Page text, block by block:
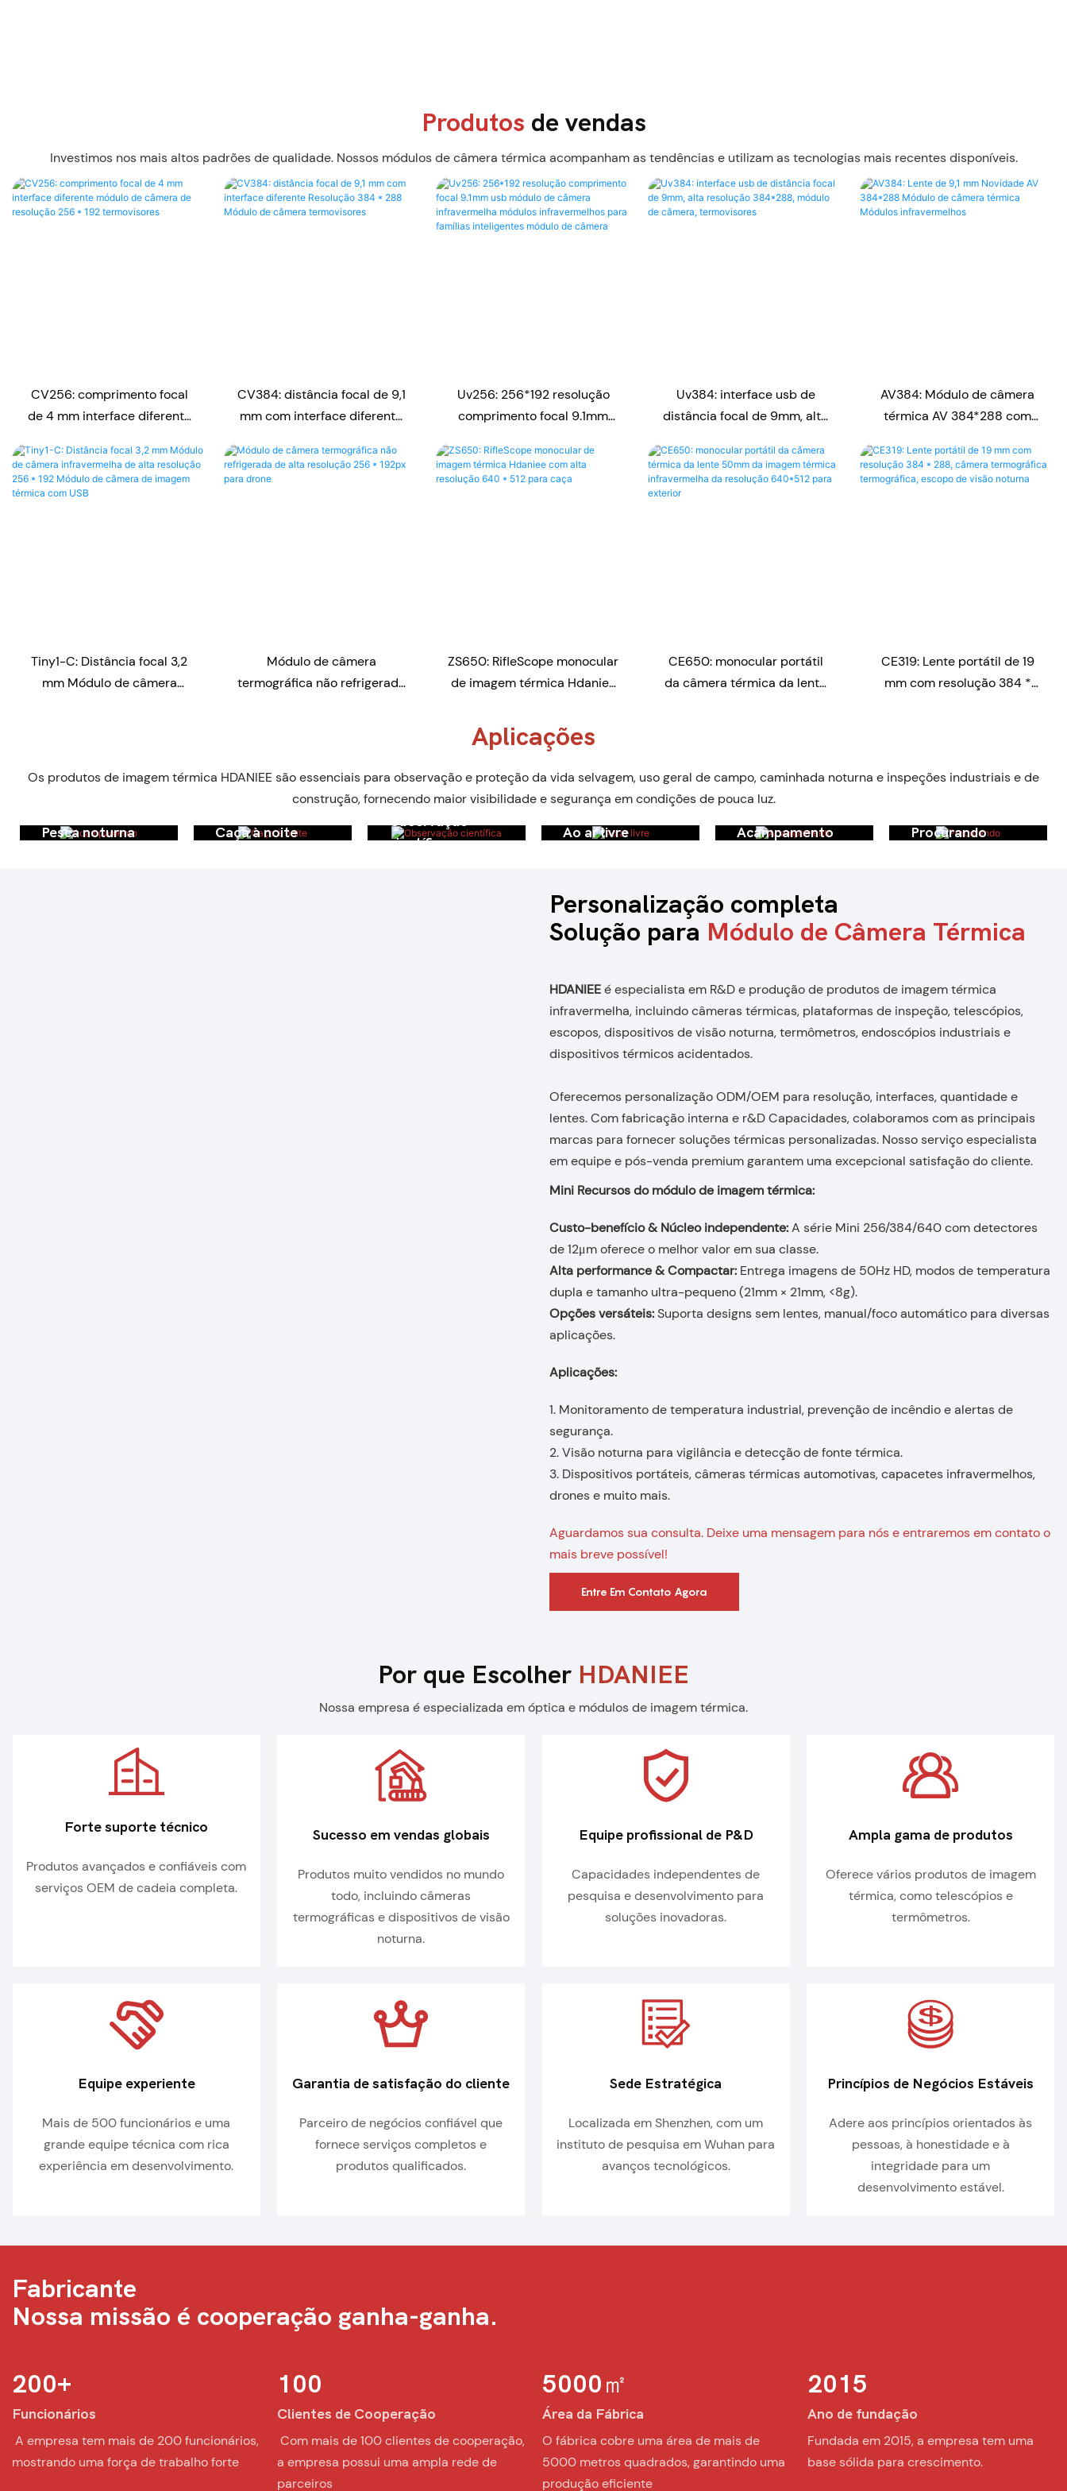
Produtos de vendas
Investimos nos mais altos padrões de qualidade. Nossos módulos de câmera térmica acompanham as tendências e utilizam as tecnologias mais recentes disponíveis.
CV256: comprimento focal
de 4 mm interface diferente
resolução 256 * 192
termovisores
CV384: distância focal de 9,1
mm com interface diferente
de câmera termovisores
Uv256: 256*192 resolução
comprimento focal 9.1mm
infravermelha módulos
infravermelhos para famílias
Uv384: interface usb de
distância focal de 9mm, alta
de câmera, termovisores
AV384: Módulo de câmera
térmica AV 384*288 com
infravermelho
Tiny1-C: Distância focal 3,2
mm Módulo de câmera
Módulo de câmera
termográfica não refrigerada
ZS650: RifleScope monocular
de imagem térmica Hdaniee
para caça
CE650: monocular portátil
da câmera térmica da lente
CE319: Lente portátil de 19
mm com resolução 384 *
Aplicações
Os produtos de imagem térmica HDANIEE são essenciais para observação e proteção da vida selvagem, uso geral de campo, caminhada noturna e inspeções industriais e de
construção, fornecendo maior visibilidade e segurança em condições de pouca luz.
Pesca noturna Caça à noite
Observação
científica
Ao ar livre Acampamento Procurando
Personalização completa
Solução para Módulo de Câmera Térmica
HDANIEEé especialista em R&D e produção de produtos de imagem térmica
infravermelha, incluindo câmeras térmicas, plataformas de inspeção, telescópios,
escopos, dispositivos de visão noturna, termômetros, endoscópios industriais e
dispositivos térmicos acidentados.
Oferecemos personalização ODM/OEM para resolução, interfaces, quantidade e
lentes. Com fabricação interna e r&D Capacidades, colaboramos com as principais
marcas para fornecer soluções térmicas personalizadas. Nosso serviço especialista
em equipe e pós-venda premium garantem uma excepcional satisfação do cliente.
Mini Recursos do módulo de imagem térmica:
Custo-benefício & Núcleo independente:A série Mini 256/384/640 com detectores
de 12μm oferece o melhor valor em sua classe.
Alta performance & Compactar: Entrega imagens de 50Hz HD, modos de temperatura
dupla e tamanho ultra-pequeno (21mm × 21mm, <8g).
Opções versáteis:Suporta designs sem lentes, manual/foco automático para diversas
aplicações.
Aplicações:
1. Monitoramento de temperatura industrial, prevenção de incêndio e alertas de
segurança.
2. Visão noturna para vigilância e detecção de fonte térmica.
3. Dispositivos portáteis, câmeras térmicas automotivas, capacetes infravermelhos,
drones e muito mais.
Aguardamos sua consulta. Deixe uma mensagem para nós e entraremos em contato o
mais breve possível!
Entre Em Contato Agora
Por que Escolher HDANIEE
Nossa empresa é especializada em óptica e módulos de imagem térmica.
Forte suporte técnico
Produtos avançados e confiáveis ​​com
serviços OEM de cadeia completa.
Sucesso em vendas globais
Produtos muito vendidos no mundo
todo, incluindo câmeras
termográficas e dispositivos de visão
noturna.
Equipe profissional de P&D
Capacidades independentes de
pesquisa e desenvolvimento para
soluções inovadoras.
Ampla gama de produtos
Oferece vários produtos de imagem
térmica, como telescópios e
termômetros.
Equipe experiente
Mais de 500 funcionários e uma
grande equipe técnica com rica
experiência em desenvolvimento.
Garantia de satisfação do cliente
Parceiro de negócios confiável que
fornece serviços completos e
produtos qualificados.
Sede Estratégica
Localizada em Shenzhen, com um
instituto de pesquisa em Wuhan para
avanços tecnológicos.
Princípios de Negócios Estáveis
Adere aos princípios orientados às
pessoas, à honestidade e à
integridade para um
desenvolvimento estável.
Fabricante
Nossa missão é cooperação ganha-ganha.
200+
Funcionários
︎ A empresa tem mais de 200 funcionários,
mostrando uma força de trabalho forte
100
Clientes de Cooperação
︎ Com mais de 100 clientes de cooperação,
a empresa possui uma ampla rede de
parceiros
5000㎡
Área da Fábrica
︎O fábrica cobre uma área de mais de
5000 metros quadrados, garantindo uma
produção eficiente
2015
Ano de fundação
︎Fundada em 2015, a empresa tem uma
base sólida para crescimento.